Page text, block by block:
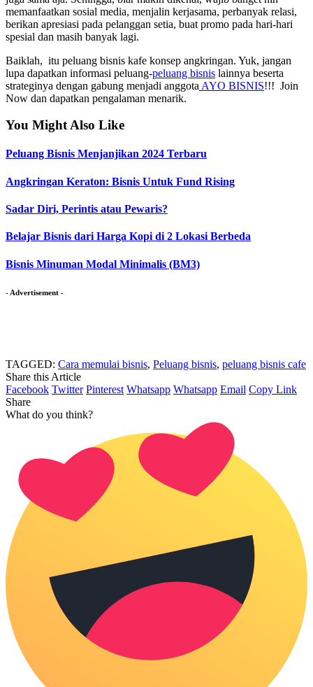
memanfaatkan sosial media, menjalin kerjasama, perbanyak relasi,
berikan apresiasi pada pelanggan setia, buat promo pada hari-hari
spesial dan masih banyak lagi.
Baiklah, itu peluang bisnis kafe konsep angkringan. Yuk, jangan
lupa dapatkan informasi peluang-peluang bisnis lainnya beserta
strateginya dengan gabung menjadi anggota AYO BISNIS!!! Join
Now dan dapatkan pengalaman menarik.
You Might Also Like
Peluang Bisnis Menjanjikan 2024 Terbaru
Angkringan Keraton: Bisnis Untuk Fund Rising
Sadar Diri, Perintis atau Pewaris?
Belajar Bisnis dari Harga Kopi di 2 Lokasi Berbeda
Bisnis Minuman Modal Minimalis (BM3)
- Advertisement -
TAGGED: Cara memulai bisnis, Peluang bisnis, peluang bisnis cafe
Share this Article
Facebook Twitter Pinterest Whatsapp Whatsapp Email Copy Link
Share
What do you think?